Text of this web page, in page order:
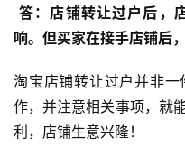
首
页
答：店铺转让过户后，
响。但买家在接手店铺后
淘宝店铺转让过户并非
作，并注意相关事项，就
利，店铺生意兴隆！